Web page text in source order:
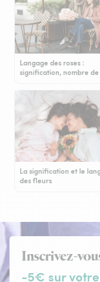
Langage des roses :
signification, nombre
La signification et le
des fleurs
Inscrivez-
-5€ sur